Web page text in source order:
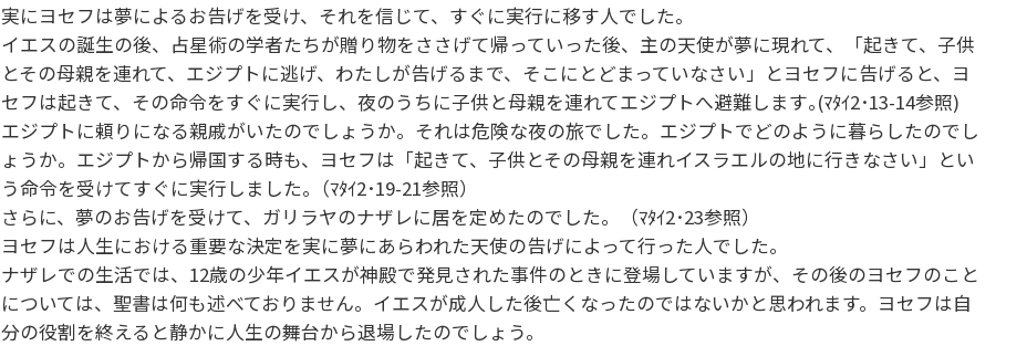
実にヨセフは夢によるお告げを受け、それを信じて、すぐに実行に移す人でした。
イエスの誕生の後、占星術の学者たちが贈り物をささげて帰っていった後、主の天使が夢に現れて、「起きて、子供
とその母親を連れて、エジプトに逃げ、わたしが告げるまで、そこにとどまっていなさい」とヨセフに告げると、ヨ
セフは起きて、その命令をすぐに実行し、夜のうちに子供と母親を連れてエジプトへ避難します｡(ﾏﾀｲ2･13-14参照)
エジプトに頼りになる親戚がいたのでしょうか。それは危険な夜の旅でした。エジプトでどのように暮らしたのでし
ょうか。エジプトから帰国する時も、ヨセフは「起きて、子供とその母親を連れイスラエルの地に行きなさい」とい
う命令を受けてすぐに実行しました｡（ﾏﾀｲ2･19-21参照）
さらに、夢のお告げを受けて、ガリラヤのナザレに居を定めたのでした。（ﾏﾀｲ2･23参照）
ヨセフは人生における重要な決定を実に夢にあらわれた天使の告げによって行った人でした。
ナザレでの生活では、12歳の少年イエスが神殿で発見された事件のときに登場していますが、その後のヨセフのこと
については、聖書は何も述べておりません。イエスが成人した後亡くなったのではないかと思われます。ヨセフは自
分の役割を終えると静かに人生の舞台から退場したのでしょう。